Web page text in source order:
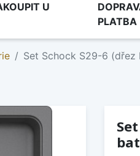
U
PLATBA
Set Schock S29-6 (dřez